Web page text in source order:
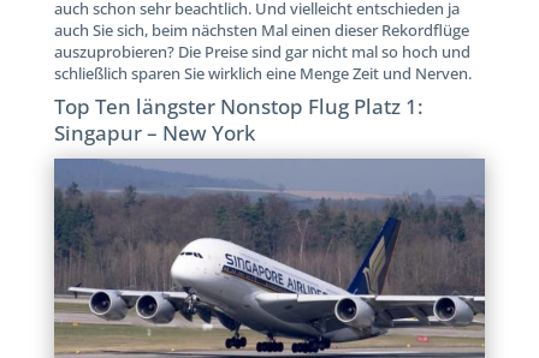
auch schon sehr beachtlich. Und vielleicht entschieden ja
auch Sie sich, beim nächsten Mal einen dieser Rekordflüge
auszuprobieren? Die Preise sind gar nicht mal so hoch und
schließlich sparen Sie wirklich eine Menge Zeit und Nerven.
Top Ten längster Nonstop Flug Platz 1:
Singapur – New York